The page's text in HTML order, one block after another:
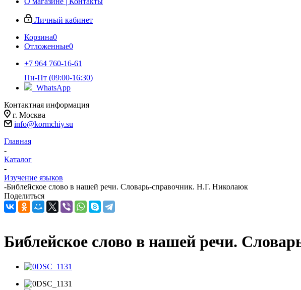
Личный кабинет
Корзина0
Отложенные0
+7 964 760-16-61
Пн-Пт (09:00-16:30)
WhatsApp
Контактная информация
г. Москва
info@kormchiy.su
Главная
-
Каталог
-
Изучение языков
-Библейское слово в нашей речи. Словарь-справочник. Н.Г. Николаюк
Поделиться
Библейское слово в нашей речи.